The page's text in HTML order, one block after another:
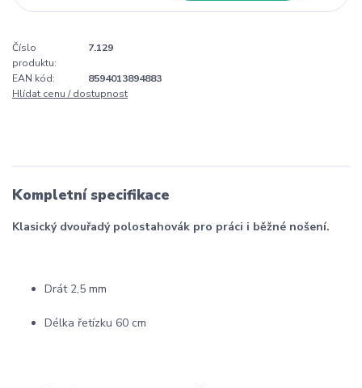
Číslo
produktu:
7.129
EAN kód:
8594013894883
Hlídat cenu / dostupnost
Kompletní specifikace
Klasický dvouřadý polostahovák pro práci i běžné nošení.
Drát 2,5 mm
Délka řetízku 60 cm